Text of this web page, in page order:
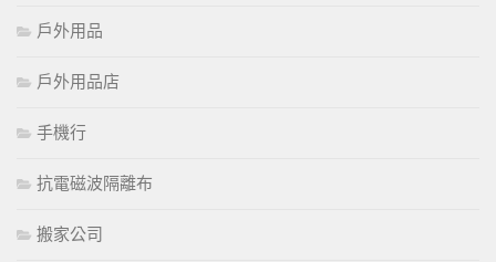
戶外用品
戶外用品店
手機行
抗電磁波隔離布
搬家公司